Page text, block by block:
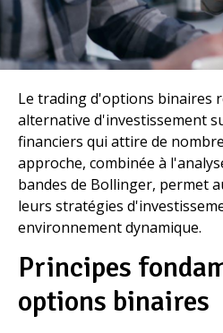
Le trading d'options binaires
alternative d'investissement
financiers qui attire de
approche, combinée à
bandes de Bollinger, permet
leurs stratégies
environnement dynamique.
Principes
options binaires